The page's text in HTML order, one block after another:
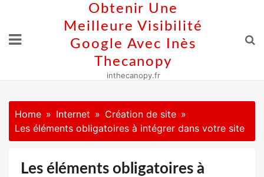
content
Obtenir Une
Meilleure Visibilité
Google Avec Inès
Thecanopy
inthecanopy.fr
Home Internet
Création de site
Les éléments obligatoires à intégrer dans votre site
Les éléments obligatoires à